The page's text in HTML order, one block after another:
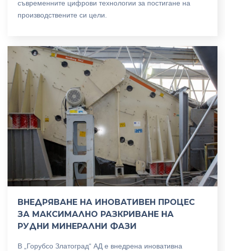
съвременните цифрови технологии за постигане на
производствените си цели.
ВНЕДРЯВАНЕ НА ИНОВАТИВЕН ПРОЦЕС
ЗА МАКСИМАЛНО РАЗКРИВАНЕ НА
РУДНИ МИНЕРАЛНИ ФАЗИ
В „Горубсо Златоград“ АД е внедрена иновативна